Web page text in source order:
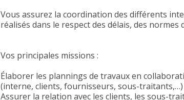
Vous assurez la coordination des différents
réalisés dans le respect des délais, des normes
Vos principales missions :
Élaborer les plannings de travaux en
(interne, clients, fournisseurs, sous-traitants,…)
Assurer la relation avec les clients, les sous-